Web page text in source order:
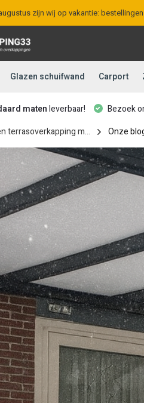
zijn wij op vakantie:
Glazen schuifwand Carport
matenleverbaar! Bezoek
terrasoverkapping m... Onze